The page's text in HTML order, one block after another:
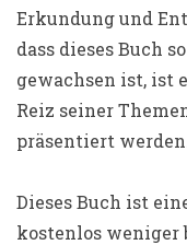
Erkundung und
dass dieses Buch
gewachsen ist, ist
Reiz seiner
präsentiert
Dieses Buch ist
kostenlos weniger